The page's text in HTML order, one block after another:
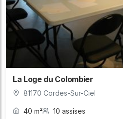
La Loge du Colombier
81170 Cordes-Sur-Ciel
40 m² 10 assises